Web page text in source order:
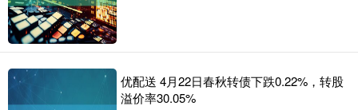
优配送 4月22日春秋转债下跌0.22%，转股
溢价率30.05%